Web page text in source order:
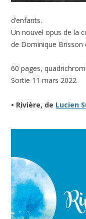
d’enfants.
Un nouvel opus de la
de Dominique Brisson
60 pages,
Sortie 11 mars 2022
• Rivière, de Lucien